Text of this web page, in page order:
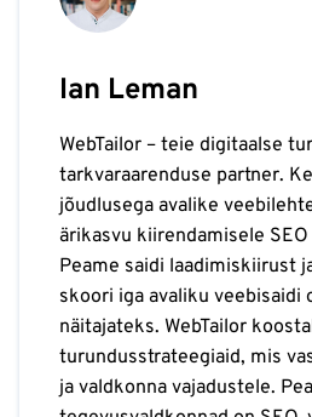
Ian Leman
WebTailor – teie digitaalse
tarkvaraarenduse partner.
jõudlusega avalike
ärikasvu kiirendamisele
Peame saidi laadimiskiirust
skoori iga avaliku veebisaidi
näitajateks. WebTailor
turundusstrateegiaid, mis
ja valdkonna vajadustele.